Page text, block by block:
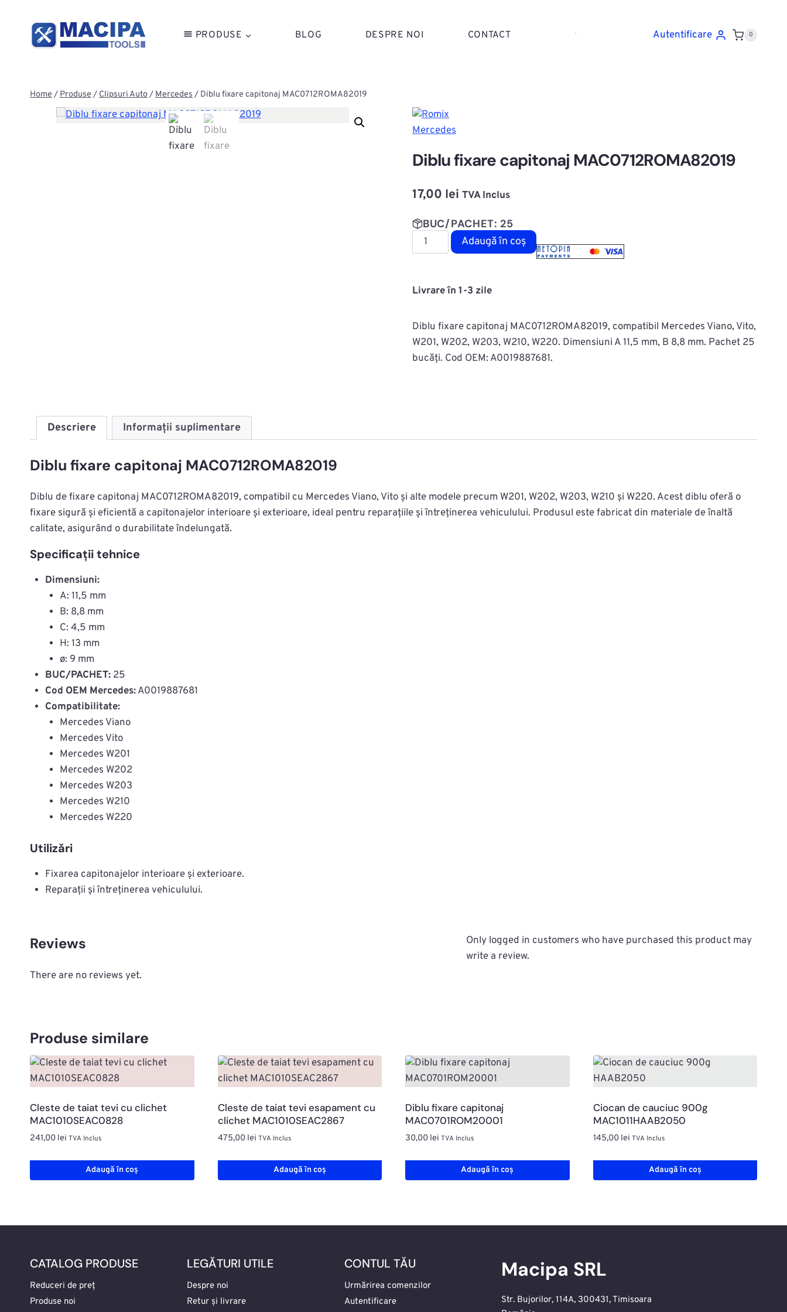
PRODUSE BLOG DESPRE NOI CONTACT Autentificare 0
Home/Produse/Clipsuri Auto/Mercedes/ Diblu fixare capitonaj MAC0712ROMA82019
Mercedes
Diblu fixare capitonaj MAC0712ROMA82019
17,00 lei TVA Inclus
BUC/PACHET: 25
Cantitate
Diblu
capitonaj
Adaugă în coș
Livrare în 1-3 zile
Diblu fixare capitonaj MAC0712ROMA82019, compatibil Mercedes Viano, Vito,
W201, W202, W203, W210, W220. Dimensiuni A 11,5 mm, B 8,8 mm. Pachet 25
bucăți. Cod OEM: A0019887681.
Descriere Informații suplimentare
Diblu fixare capitonaj MAC0712ROMA82019
Diblu de fixare capitonaj MAC0712ROMA82019, compatibil cu Mercedes Viano, Vito și alte modele precum W201, W202, W203, W210 și W220. Acest diblu oferă o
fixare sigură și eficientă a capitonajelor interioare și exterioare, ideal pentru reparațiile și întreținerea vehiculului. Produsul este fabricat din materiale de înaltă
calitate, asigurând o durabilitate îndelungată.
Specificații tehnice
Dimensiuni:
A: 11,5 mm
B: 8,8 mm
C: 4,5 mm
H: 13 mm
ø: 9 mm
BUC/PACHET:25
Cod OEM Mercedes:A0019887681
Compatibilitate:
Mercedes Viano
Mercedes Vito
Mercedes W201
Mercedes W202
Mercedes W203
Mercedes W210
Mercedes W220
Utilizări
Fixarea capitonajelor interioare și exterioare.
Reparații și întreținerea vehiculului.
Reviews
There are no reviews yet.
Only logged in customers who have purchased this product may
write a review.
Produse similare
Cleste de taiat tevi cu clichet
MAC1010SEAC0828
241,00 lei TVA Inclus
Adaugă în coș
Cleste de taiat tevi esapament cu
clichet MAC1010SEAC2867
475,00 lei TVA Inclus
Adaugă în coș
Diblu fixare capitonaj
MAC0701ROM20001
30,00 lei TVA Inclus
Adaugă în coș
Ciocan de cauciuc 900g
MAC1011HAAB2050
145,00 lei TVA Inclus
Adaugă în coș
CATALOG PRODUSE
Reduceri de preț
Produse noi
LEGĂTURI UTILE
Despre noi
Retur și livrare
CONTUL TĂU
Urmărirea comenzilor
Autentificare
Macipa SRL
Str. Bujorilor, 114A, 300431, Timisoara